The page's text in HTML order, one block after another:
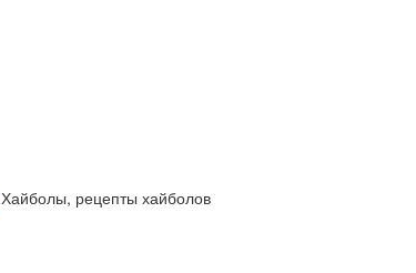
Хайболы, рецепты хайболов